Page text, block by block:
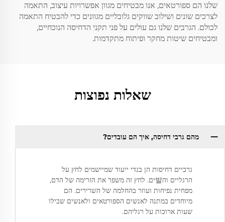
שלנו הם ספורטאים, אנו מבטיחים מגוון אפשרויות עיצוב, התאמה
לצרכים שונים ושילוב שווקים גלובליים מגוונים כדי להבטיח התאמה
לכולם. הגרבים שלנו גם עולים על פני תקני הדחיסה הנוכחיים,
ומבטיחים שיטות מחקר ופיתוח מתקדמות.
שאלות נפוצות
מהם גרבי דחיסה, איך הם עובדים?
גרביים דחיסות הן בגדי ייעוד שמיישמים לחץ על
הרגליים וה발ים. לחץ זה משפר את הזרימה של הדם,
מפחית נפיחות ועוזר בהחלמה של השרירים. הם
מיוחדים במתנה לאנשים הספורטאים ולאנשים שבילו
שעות ארוכות על רגליהם.